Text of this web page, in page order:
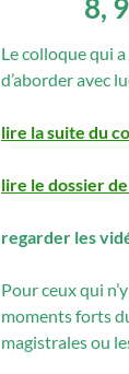
8,
Le colloque qui
d’aborder avec
lire la suite du
lire le dossier
regarder les
Pour ceux qui
moments forts
magistrales ou